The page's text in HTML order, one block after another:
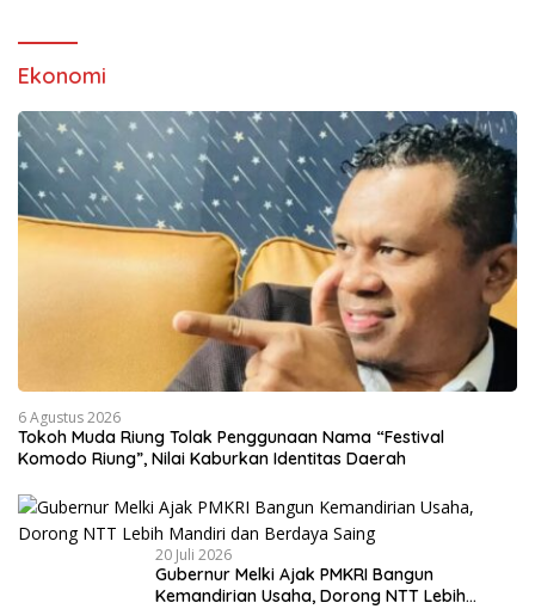
Ekonomi
6 Agustus 2026
Tokoh Muda Riung Tolak Penggunaan Nama “Festival
Komodo Riung”, Nilai Kaburkan Identitas Daerah
20 Juli 2026
Gubernur Melki Ajak PMKRI Bangun
Kemandirian Usaha, Dorong NTT Lebih